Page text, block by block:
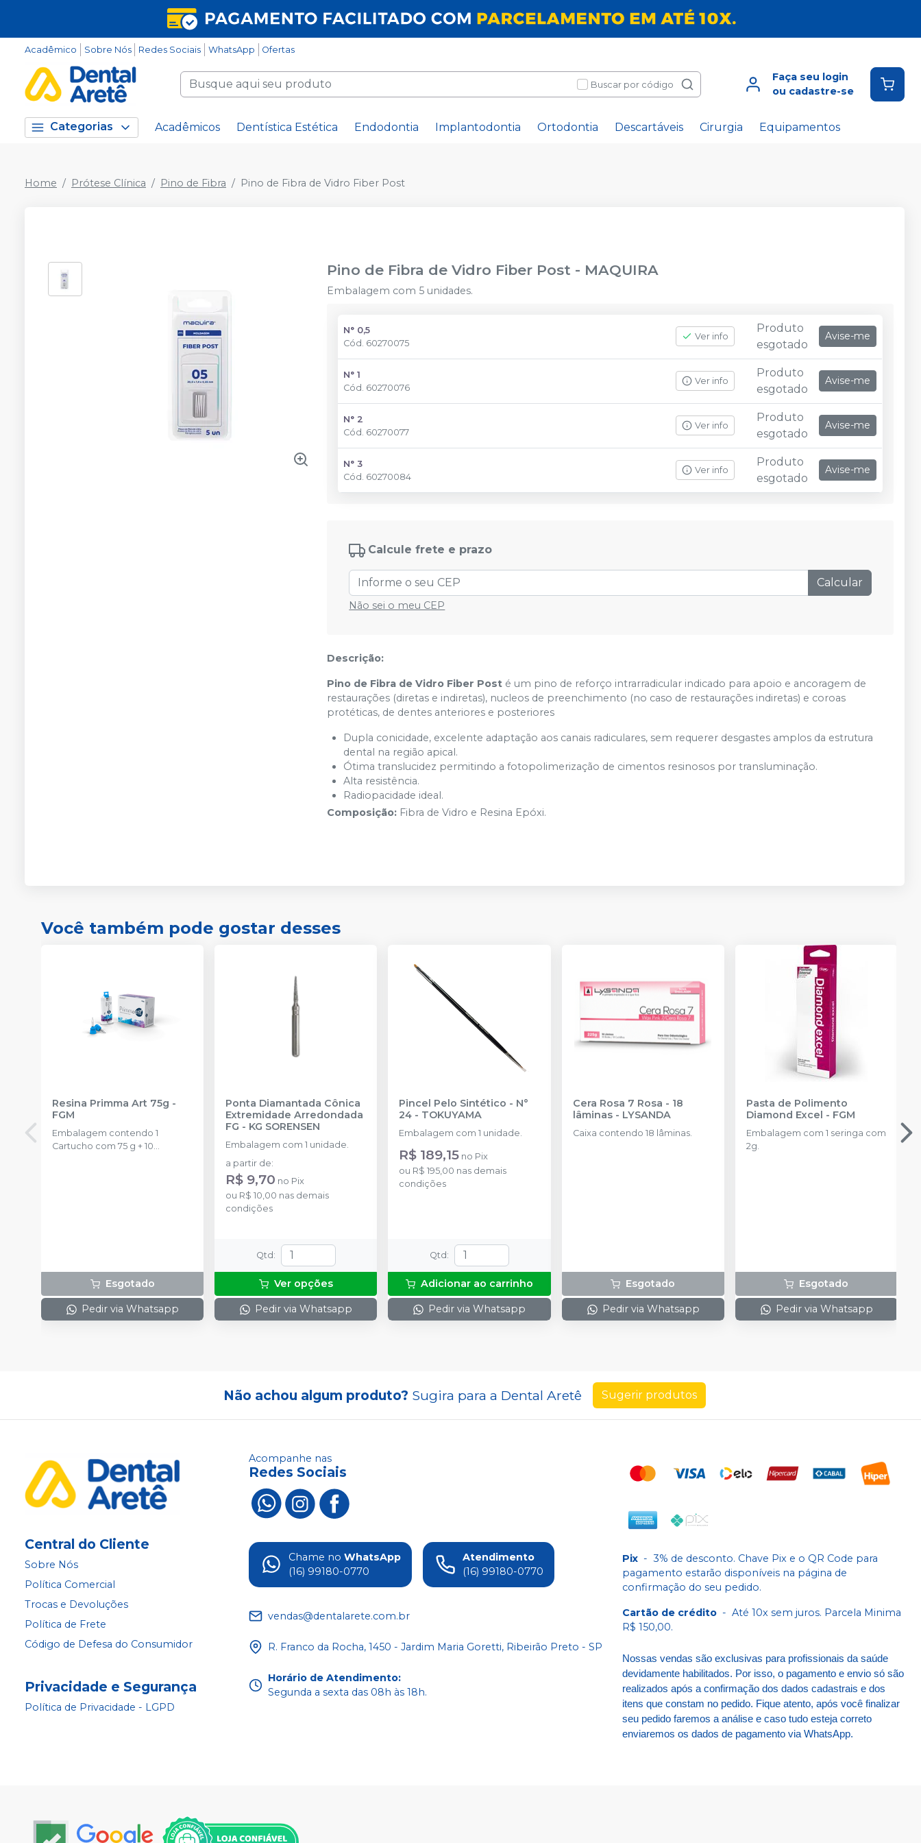
Acadêmico Sobre Nós Redes Sociais WhatsApp Ofertas
Buscar por código
Faça seu login
ou cadastre-se
Categorias Acadêmicos Dentística Estética Endodontia Implantodontia Ortodontia Descartáveis Cirurgia Equipamentos
Home Prótese Clínica Pino de Fibra Pino de Fibra de Vidro Fiber Post
Pino de Fibra de Vidro Fiber Post - MAQUIRA
Embalagem com 5 unidades.
N° 0,5
Cód. 60270075
Ver info
Produto
esgotado
Avise-me
N° 1
Cód. 60270076
Ver info
Produto
esgotado
Avise-me
N° 2
Cód. 60270077
Ver info
Produto
esgotado
Avise-me
N° 3
Cód. 60270084
Ver info
Produto
esgotado
Avise-me
Calcule frete e prazo
Calcular
Não sei o meu CEP
Descrição:
Pino de Fibra de Vidro Fiber Post é um pino de reforço intrarradicular indicado para apoio e ancoragem de
restaurações (diretas e indiretas), nucleos de preenchimento (no caso de restaurações indiretas) e coroas
protéticas, de dentes anteriores e posteriores
Dupla conicidade, excelente adaptação aos canais radiculares, sem requerer desgastes amplos da estrutura
dental na região apical.
Ótima translucidez permitindo a fotopolimerização de cimentos resinosos por transluminação.
Alta resistência.
Radiopacidade ideal.
Composição: Fibra de Vidro e Resina Epóxi.
Você também pode gostar desses
Resina Primma Art 75g -
FGM
Embalagem contendo 1
Cartucho com 75 g + 10
Esgotado
Pedir via Whatsapp
Ponta Diamantada Cônica
Extremidade Arredondada
FG - KG SORENSEN
Embalagem com 1 unidade.
a partir de:
R$ 9,70 no Pix
ou R$ 10,00 nas demais
condições
Qtd :
Ver opções
Pedir via Whatsapp
Pincel Pelo Sintético - N°
24 - TOKUYAMA
Embalagem com 1 unidade.
R$ 189,15 no Pix
ou R$ 195,00 nas demais
condições
Qtd :
Adicionar ao carrinho
Pedir via Whatsapp
Cera Rosa 7 Rosa - 18
lâminas- LYSANDA
Caixa contendo 18 lâminas.
Esgotado
Pedir via Whatsapp
Pasta de Polimento
Diamond Excel - FGM
Embalagem com 1 seringa com
2g.
Esgotado
Pedir via Whatsapp
Não achou algum produto? Sugira para a Dental Aretê Sugerir produtos
Central do Cliente
Sobre Nós
Política Comercial
Trocas e Devoluções
Política de Frete
Código de Defesa do Consumidor
Privacidade e Segurança
Política de Privacidade - LGPD
Acompanhe nas
Redes Sociais
Chame no WhatsApp
(16) 99180-0770
Atendimento
(16) 99180-0770
vendas@dentalarete.com.br
R. Franco da Rocha, 1450 - Jardim Maria Goretti, Ribeirão Preto - SP
Horário de Atendimento:
Segunda a sexta das 08h às 18h.
Pix - 3% de desconto. Chave Pix e o QR Code para
pagamento estarão disponíveis na página de
confirmação do seu pedido.
Cartão de crédito - Até 10x sem juros. Parcela Minima
R$ 150,00.
Nossas vendas são exclusivas para profissionais da saúde
devidamente habilitados. Por isso, o pagamento e envio só são
realizados após a confirmação dos dados cadastrais e dos
itens que constam no pedido. Fique atento, após você finalizar
seu pedido faremos a análise e caso tudo esteja correto
enviaremos os dados de pagamento via WhatsApp.